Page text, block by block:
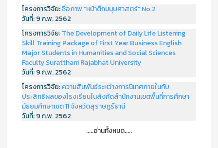
โครงการวิจัย:ชื่อภาพ “หน้าตึกมนุษศาสตร์” No.2
วันที่:9 ก.พ. 2562
โครงการวิจัย:The Development of Daily Life Listening
Skill Training Package of First Year Business English
Major Students in Humanities and Social Sciences
Faculty Suratthani Rajabhat University
วันที่:9 ก.พ. 2562
โครงการวิจัย:ความสัมพันธ์ระหว่างการนิเทศภายในกับ
ประสิทธิผลของโรงเรียนในสังกัดสำนักงานเขตพื้นที่การศึกษา
มัธยมศึกษาเขต 11 จังหวัดสุราษฎร์ธานี
วันที่:9 ก.พ. 2562
.....อ่านทั้งหมด.....